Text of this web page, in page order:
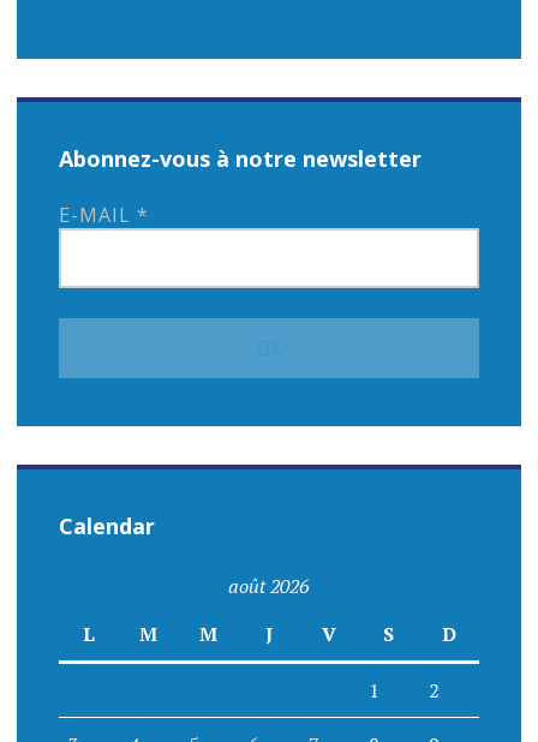
Abonnez-vous à notre newsletter
E-MAIL *
Calendar
août 2026
L
M M J V S D
1 2